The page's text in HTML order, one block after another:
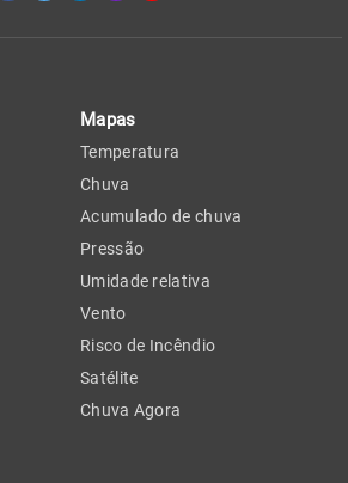
Mapas
Temperatura
Chuva
Acumulado de chuva
Pressão
Umidade relativa
Vento
Risco de Incêndio
Satélite
Chuva Agora